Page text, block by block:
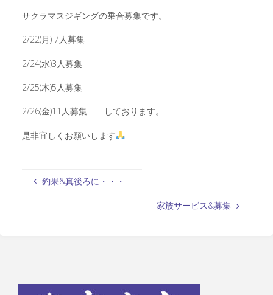
サクラマスジギングの乗合募集です。
2/22(月) 7人募集
2/24(水)3人募集
2/25(木)5人募集
2/26(金)11人募集 しております。
是非宜しくお願いします
釣果&真後ろに・・・
家族サービス&募集